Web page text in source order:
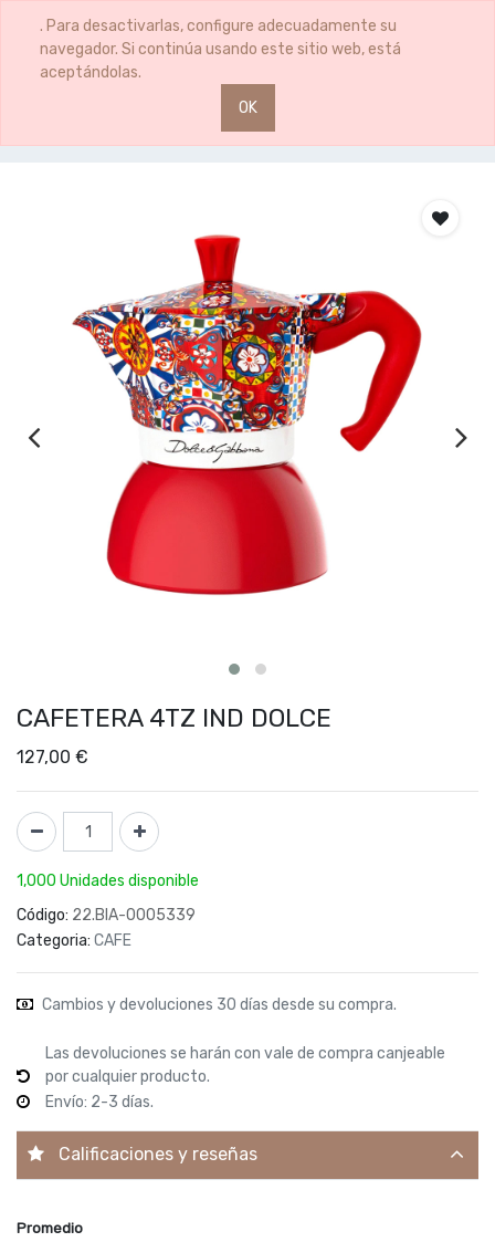
. Para desactivarlas, configure adecuadamente su
navegador. Si continúa usando este sitio web, está
aceptándolas.
OK
0 0
CAFETERA 4TZ IND DOLCE
CAFETERA 4TZ IND DOLCE
127,00 €
1,000 Unidades disponible
Código: 22.BIA-0005339
Categoria: CAFE
Cambios y devoluciones 30 días desde su compra.
Las devoluciones se harán con vale de compra canjeable
por cualquier producto.
Envío: 2-3 días.
Calificaciones y reseñas
Promedio